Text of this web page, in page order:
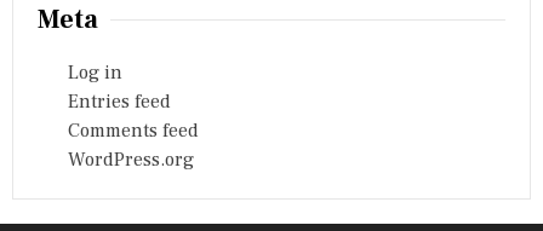
Meta
Log in
Entries feed
Comments feed
WordPress.org